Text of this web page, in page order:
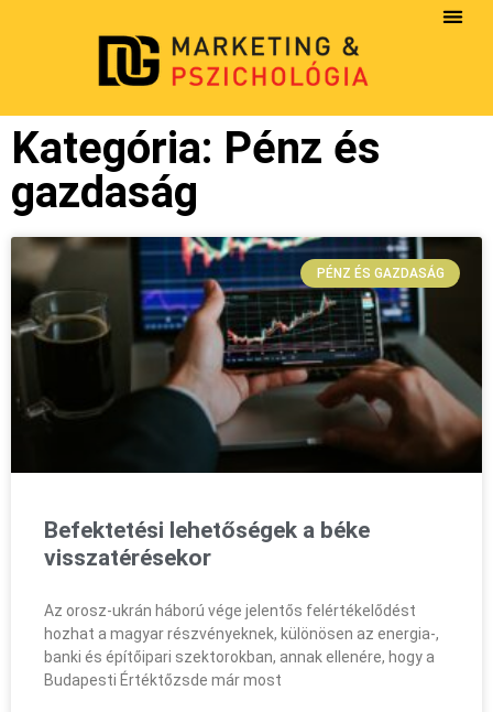
Kategória: Pénz és
gazdaság
PÉNZ ÉS GAZDASÁG
Befektetési lehetőségek a béke
visszatérésekor
Az orosz-ukrán háború vége jelentős felértékelődést
hozhat a magyar részvényeknek, különösen az energia-,
banki és építőipari szektorokban, annak ellenére, hogy a
Budapesti Értéktőzsde már most